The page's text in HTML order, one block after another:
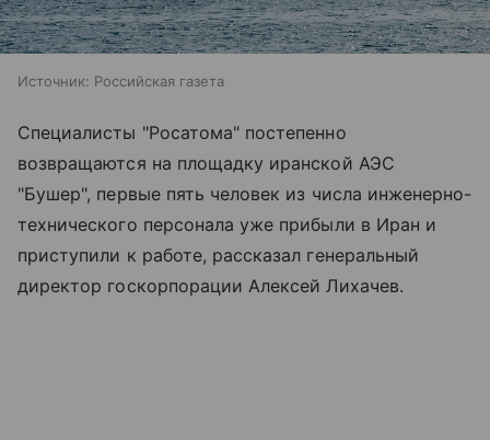
Источник: Российская газета
Специалисты "Росатома" постепенно
возвращаются на площадку иранской АЭС
"Бушер", первые пять человек из числа инженерно-
технического персонала уже прибыли в Иран и
приступили к работе, рассказал генеральный
директор госкорпорации Алексей Лихачев.